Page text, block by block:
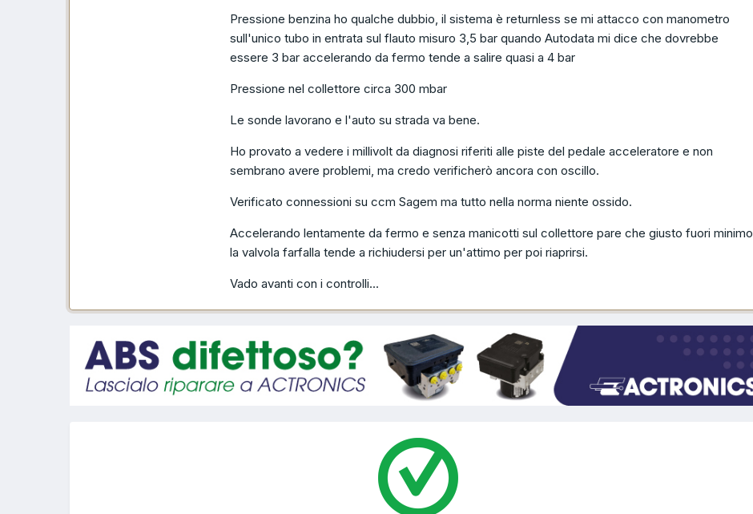
Pressione benzina ho qualche dubbio, il sistema è returnless se mi attacco con manometro
sull'unico tubo in entrata sul flauto misuro 3,5 bar quando Autodata mi dice che dovrebbe
essere 3 bar accelerando da fermo tende a salire quasi a 4 bar
Pressione nel collettore circa 300 mbar
Le sonde lavorano e l'auto su strada va bene.
Ho provato a vedere i millivolt da diagnosi riferiti alle piste del pedale acceleratore e non
sembrano avere problemi, ma credo verificherò ancora con oscillo.
Verificato connessioni su ccm Sagem ma tutto nella norma niente ossido.
Accelerando lentamente da fermo e senza manicotti sul collettore pare che giusto fuori minimo
la valvola farfalla tende a richiudersi per un'attimo per poi riaprirsi.
Vado avanti con i controlli...